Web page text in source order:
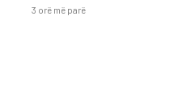
3 orë më parë